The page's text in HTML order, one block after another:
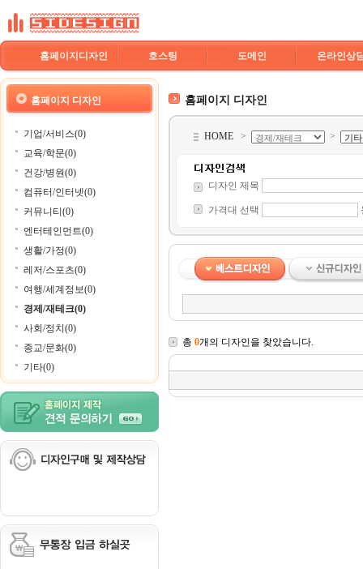
홈페이지디자인 호스팅 도메인 온라인상
홈페이지 디자인
기업/서비스(0)
교육/학문(0)
건강/병원(0)
컴퓨터/인터넷(0)
커뮤니티(0)
엔터테인먼트(0)
생활/가정(0)
레저/스포츠(0)
여행/세계정보(0)
경제/재테크(0)
사회/정치(0)
종교/문화(0)
기타(0)
홈페이지 디자인
HOME > >
디자인 제목
가격대 선택
총 0개의 디자인을 찾았습니다.